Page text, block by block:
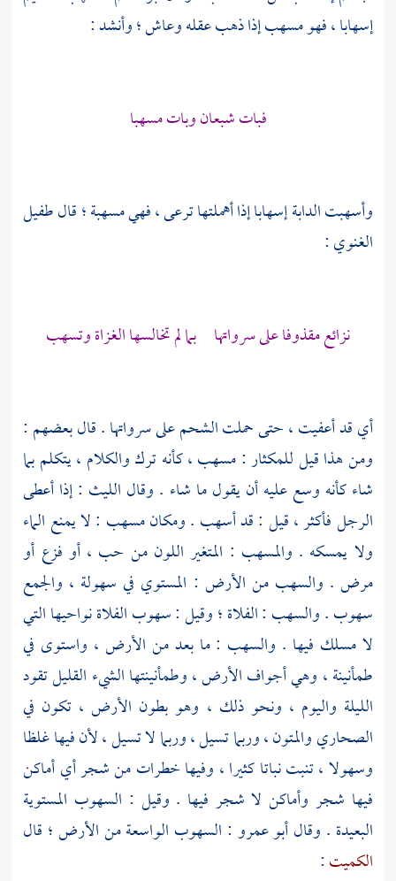
إسهابا ، فهو مسهب إذا ذهب عقله وعاش ؛ وأنشد :
فبات شبعان وبات مسهبا
وأسهبت الدابة إسهابا إذا أهملتها ترعى ، فهي مسهبة ؛ قالطفيل
الغنوي:
نزائع مقذوفا على سرواتها بما لم تخالسها الغزاة وتسهب
أي قد أعفيت ، حتى حملت الشحم على سرواتها . قال بعضهم :
ومن هذا قيل للمكثار : مسهب ، كأنه ترك والكلام ، يتكلم بما
شاء كأنه وسع عليه أن يقول ما شاء . وقال الليث : إذا أعطى
الرجل فأكثر ، قيل : قد أسهب . ومكان مسهب : لا يمنع الماء
ولا يمسكه . والمسهب : المتغير اللون من حب ، أو فزع أو
مرض . والسهب من الأرض : المستوي في سهولة ، والجمع
سهوب . والسهب : الفلاة ؛ وقيل : سهوب الفلاة نواحيها التي
لا مسلك فيها . والسهب : ما بعد من الأرض ، واستوى في
طمأنينة ، وهي أجواف الأرض ، وطمأنينتها الشيء القليل تقود
الليلة واليوم ، ونحو ذلك ، وهو بطون الأرض ، تكون في
الصحاري والمتون ، وربما تسيل ، وربما لا تسيل ، لأن فيها غلظا
وسهولا ، تنبت نباتا كثيرا ، وفيها خطرات من شجر أي أماكن
فيها شجر وأماكن لا شجر فيها . وقيل : السهوب المستوية
البعيدة . وقالأبو عمرو : السهوب الواسعة من الأرض ؛ قال
الكميت: